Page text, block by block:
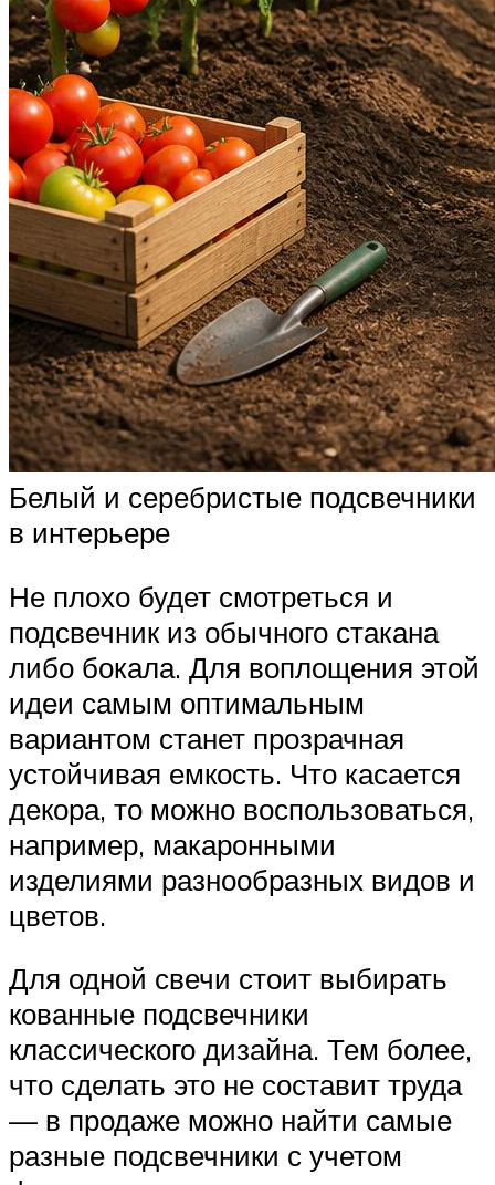
Белый и серебристые подсвечники
в интерьере
Не плохо будет смотреться и
подсвечник из обычного стакана
либо бокала. Для воплощения этой
идеи самым оптимальным
вариантом станет прозрачная
устойчивая емкость. Что касается
декора, то можно воспользоваться,
например, макаронными
изделиями разнообразных видов и
цветов.
Для одной свечи стоит выбирать
кованные подсвечники
классического дизайна. Тем более,
что сделать это не составит труда
— в продаже можно найти самые
разные подсвечники с учетом